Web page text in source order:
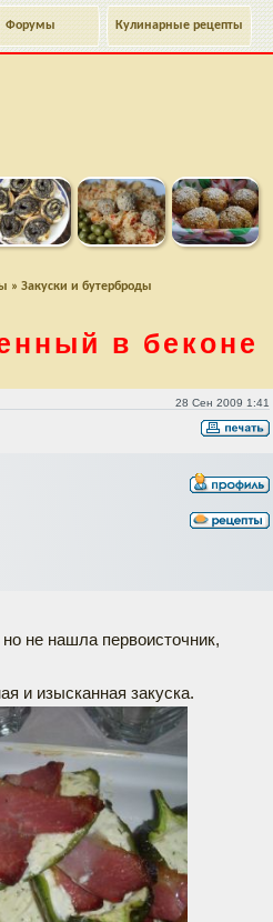
Кулинарные рецепты
Форумы
» Закуски и бутерброды
в беконе
28 Сен 2009 1:41
не нашла первоисточник,
и изысканная закуска.